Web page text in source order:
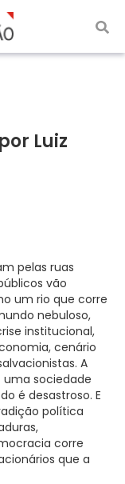
Luiz
pelas ruas
vão
um rio que corre
nebuloso,
institucional,
cenário
A
uma sociedade
é desastroso. E
política
corre
que a